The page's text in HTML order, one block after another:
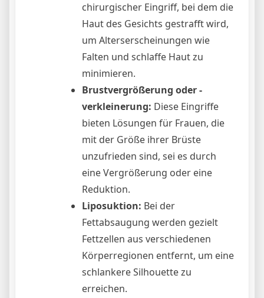
chirurgischer Eingriff, bei dem die
Haut des Gesichts gestrafft wird,
um Alterserscheinungen wie
Falten und schlaffe Haut zu
minimieren.
Brustvergrößerung oder -
verkleinerung: Diese Eingriffe
bieten Lösungen für Frauen, die
mit der Größe ihrer Brüste
unzufrieden sind, sei es durch
eine Vergrößerung oder eine
Reduktion.
Liposuktion: Bei der
Fettabsaugung werden gezielt
Fettzellen aus verschiedenen
Körperregionen entfernt, um eine
schlankere Silhouette zu
erreichen.